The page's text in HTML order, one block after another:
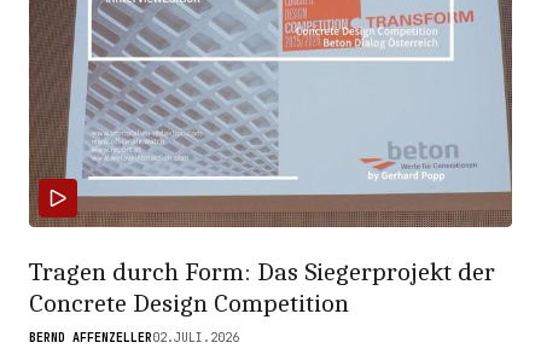
Tragen durch Form: Das Siegerprojekt der
Concrete Design Competition
BERND AFFENZELLER02.JULI.2026